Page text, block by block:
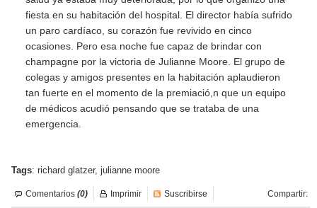
fiesta en su habitación del hospital. El director había sufrido
un paro cardíaco, su corazón fue revivido en cinco
ocasiones. Pero esa noche fue capaz de brindar con
champagne por la victoria de Julianne Moore. El grupo de
colegas y amigos presentes en la habitación aplaudieron
tan fuerte en el momento de la premiació,n que un equipo
de médicos acudió pensando que se trataba de una
emergencia.
Tags: richard glatzer, julianne moore
Comentarios (0) Compartir:
Imprimir Suscribirse